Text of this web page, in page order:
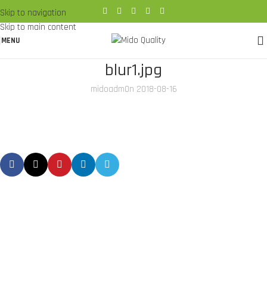
Skip to navigation
Skip to main content
MENU
blur1.jpg
midoadmOn 2018-08-16